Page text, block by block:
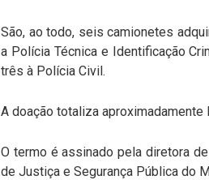
São, ao todo, seis camionetes
a Polícia Técnica e Identificação
três à Polícia Civil.
A doação totaliza aproximadamente
O termo é assinado pela diretora
de Justiça e Segurança Pública do